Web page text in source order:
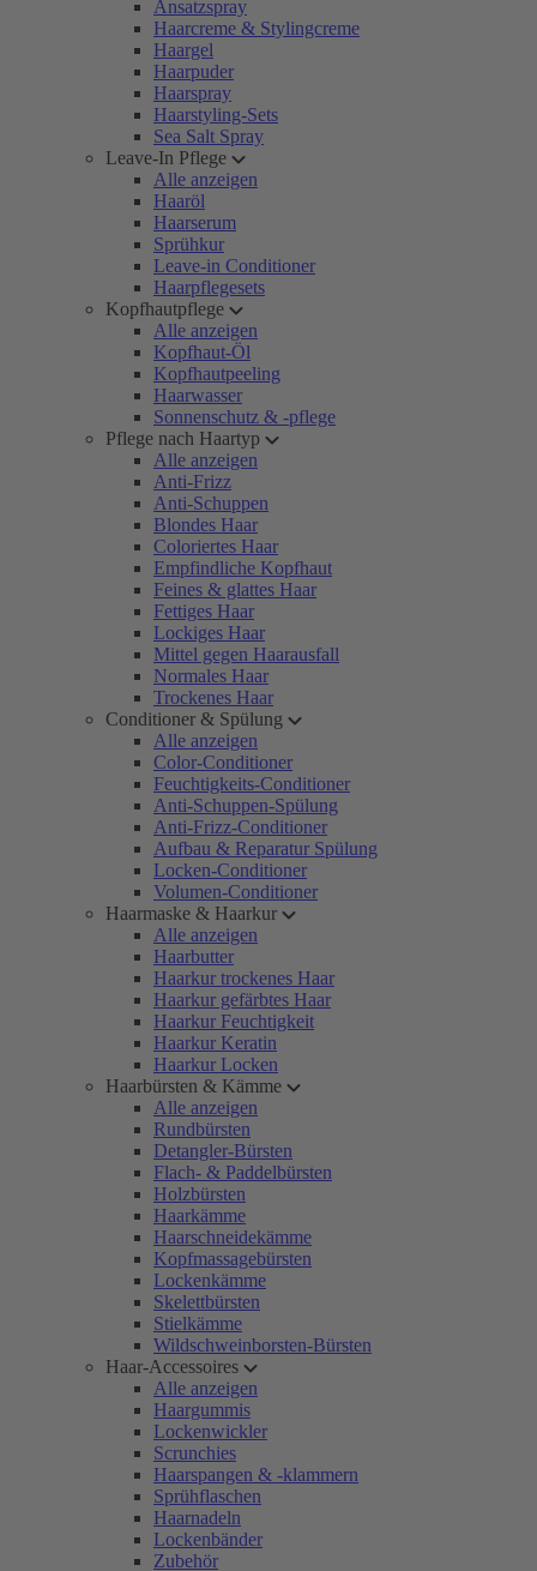
Ansatzspray
Haarcreme & Stylingcreme
Haargel
Haarpuder
Haarspray
Haarstyling-Sets
Sea Salt Spray
Leave-In Pflege
Alle anzeigen
Haaröl
Haarserum
Sprühkur
Leave-in Conditioner
Haarpflegesets
Kopfhautpflege
Alle anzeigen
Kopfhaut-Öl
Kopfhautpeeling
Haarwasser
Sonnenschutz & -pflege
Pflege nach Haartyp
Alle anzeigen
Anti-Frizz
Anti-Schuppen
Blondes Haar
Coloriertes Haar
Empfindliche Kopfhaut
Feines & glattes Haar
Fettiges Haar
Lockiges Haar
Mittel gegen Haarausfall
Normales Haar
Trockenes Haar
Conditioner & Spülung
Alle anzeigen
Color-Conditioner
Feuchtigkeits-Conditioner
Anti-Schuppen-Spülung
Anti-Frizz-Conditioner
Aufbau & Reparatur Spülung
Locken-Conditioner
Volumen-Conditioner
Haarmaske & Haarkur
Alle anzeigen
Haarbutter
Haarkur trockenes Haar
Haarkur gefärbtes Haar
Haarkur Feuchtigkeit
Haarkur Keratin
Haarkur Locken
Haarbürsten & Kämme
Alle anzeigen
Rundbürsten
Detangler-Bürsten
Flach- & Paddelbürsten
Holzbürsten
Haarkämme
Haarschneidekämme
Kopfmassagebürsten
Lockenkämme
Skelettbürsten
Stielkämme
Wildschweinborsten-Bürsten
Haar-Accessoires
Alle anzeigen
Haargummis
Lockenwickler
Scrunchies
Haarspangen & -klammern
Sprühflaschen
Haarnadeln
Lockenbänder
Zubehör